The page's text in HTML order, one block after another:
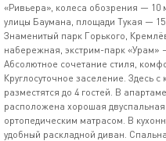
«Ривьера», колеса обозрения — 10
улицы Баумана, площади Тукая — 15
Знаменитый парк Горького,
набережная, экстрим-парк «Урам»
Абсолютное сочетание стиля,
Круглосуточное заселение. Здесь
разместятся до 4 гостей. В
расположена хорошая двуспальная
ортопедическим матрасом. В
удобный раскладной диван.